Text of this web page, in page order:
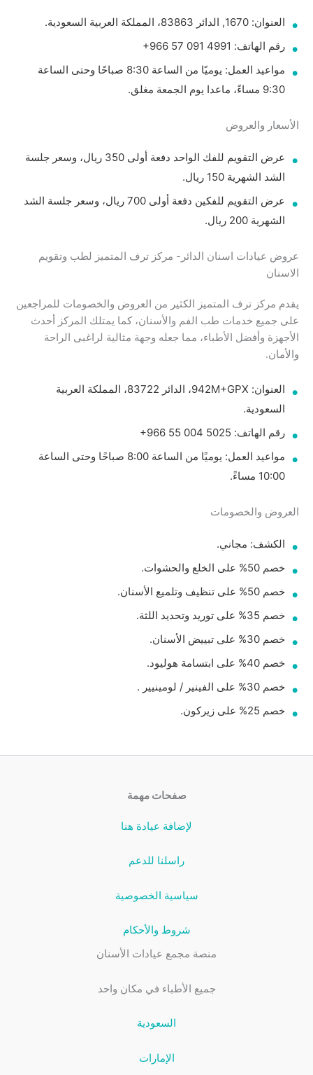
العنوان: 1670, الدائر 83863، المملكة العربية السعودية.
رقم الهاتف: ‏‪+966 57 091 4991‬‏
مواعيد العمل: يوميًا من الساعة 8:30 صباحًا وحتى الساعة
9:30 مساءً، ماعدا يوم الجمعة مغلق.
الأسعار والعروض
عرض التقويم للفك الواحد دفعة أولى 350 ريال، وسعر جلسة
الشد الشهرية 150 ريال.
عرض التقويم للفكين دفعة أولى 700 ريال، وسعر جلسة الشد
الشهرية 200 ريال.
عروض عيادات اسنان الدائر- مركز ترف المتميز لطب وتقويم
الاسنان
يقدم مركز ترف المتميز الكثير من العروض والخصومات للمراجعين
على جميع خدمات طب الفم والأسنان، كما يمتلك المركز أحدث
الأجهزة وأفضل الأطباء، مما جعله وجهة مثالية لراغبى الراحة
والأمان.
العنوان: 942M+GPX، الدائر 83722، المملكة العربية
السعودية.
رقم الهاتف: ‏‪+966 55 004 5025‬‏
مواعيد العمل: يوميًا من الساعة 8:00 صباحًا وحتى الساعة
10:00 مساءً.
العروض والخصومات
الكشف: مجاني.
خصم 50% على الخلع والحشوات.
خصم 50% على تنظيف وتلميع الأسنان.
خصم 35% على توريد وتحديد اللثة.
خصم 30% على تبييض الأسنان.
خصم 40% على ابتسامة هوليود.
خصم 30% على الفينير / لومينيير .
خصم 25% على زيركون.
صفحات مهمة
لإضافة عيادة هنا
راسلنا للدعم
سياسية الخصوصية
شروط والأحكام
منصة مجمع عيادات الأسنان
جميع الأطباء في مكان واحد
السعودية
الإمارات